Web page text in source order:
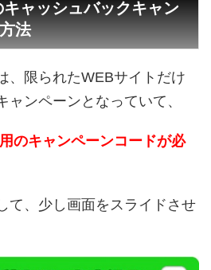
ャッシュバックキャン
法
、限られたWEBサイトだけ
ャンペーンとなっていて、
のキャンペーンコードが必
て、少し画面をスライドさせ